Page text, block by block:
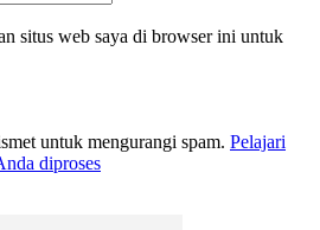
situs web saya di browser ini untuk
untuk mengurangi spam. Pelajari
diproses